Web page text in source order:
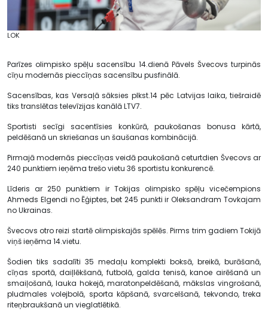
LOK
Parīzes olimpisko spēļu sacensību 14.dienā Pāvels Švecovs turpinās
cīņu modernās pieccīņas sacensību pusfinālā.
Sacensības, kas Versaļā sāksies plkst.14 pēc Latvijas laika, tiešraidē
tiks translētas televīzijas kanālā LTV7.
Sportisti secīgi sacentīsies konkūrā, paukošanas bonusa kārtā,
peldēšanā un skriešanas un šaušanas kombinācijā.
Pirmajā modernās pieccīņas veidā paukošanā ceturtdien Švecovs ar
240 punktiem ieņēma trešo vietu 36 sportistu konkurencē.
Līderis ar 250 punktiem ir Tokijas olimpisko spēļu vicečempions
Ahmeds Elgendi no Ēģiptes, bet 245 punkti ir Oleksandram Tovkajam
no Ukrainas.
Švecovs otro reizi startē olimpiskajās spēlēs. Pirms trim gadiem Tokijā
viņš ieņēma 14.vietu.
Šodien tiks sadalīti 35 medaļu komplekti boksā, breikā, burāšanā,
cīņas sportā, daiļlēkšanā, futbolā, galda tenisā, kanoe airēšanā un
smaiļošanā, lauka hokejā, maratonpeldēšanā, mākslas vingrošanā,
pludmales volejbolā, sporta kāpšanā, svarcelšanā, tekvondo, treka
riteņbraukšanā un vieglatlētikā.